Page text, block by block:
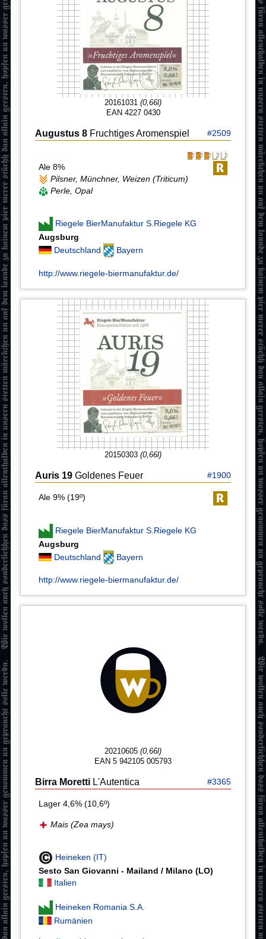
20161031 (0,66l)
EAN 4227 0430
Augustus 8 Fruchtiges Aromenspiel #2509
Ale 8%
Pilsner, Münchner, Weizen (Triticum)
Perle, Opal
Riegele BierManufaktur S.Riegele KG
Augsburg
Deutschland
Bayern
http://www.riegele-biermanufaktur.de/
20150303 (0,66l)
Auris 19 Goldenes Feuer #1900
Ale 9% (19º)
Riegele BierManufaktur S.Riegele KG
Augsburg
Deutschland
Bayern
http://www.riegele-biermanufaktur.de/
20210605 (0,66l)
EAN 5 942105 005793
Birra Moretti L'Autentica #3365
Lager 4,6% (10,6º)
Mais (Zea mays)
Heineken (IT)
Sesto San Giovanni - Mailand / Milano (LO)
Italien
Heineken Romania S.A.
Rumänien